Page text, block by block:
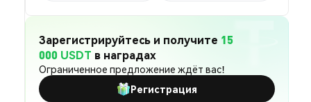
Зарегистрируйтесь и получите 15
000 USDT в наградах
Ограниченное предложение ждёт вас!
Регистрация